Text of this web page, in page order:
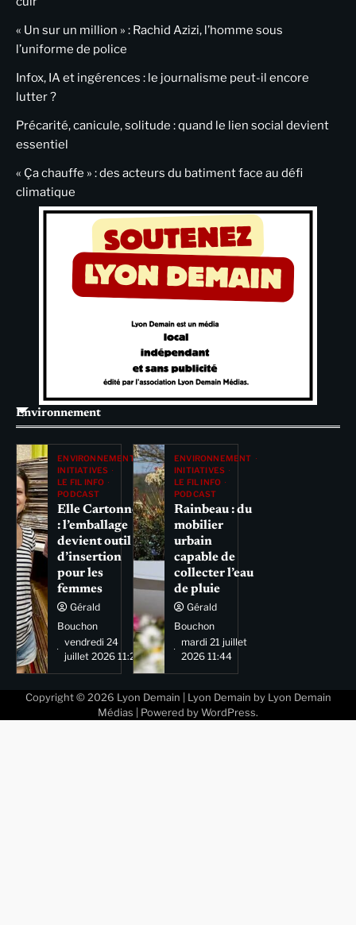
« Un sur un million » : Rachid Azizi, l’homme sous
l’uniforme de police
Infox, IA et ingérences : le journalisme peut-il encore
lutter ?
Précarité, canicule, solitude : quand le lien social devient
essentiel
« Ça chauffe » : des acteurs du batiment face au défi
climatique
Environnement
ENVIRONNEMENT
INITIATIVES
LE FIL INFO
PODCAST
Elle Cartonne
: l’emballage
devient outil
d’insertion
pour les
femmes
Gérald
Bouchon
vendredi 24
juillet 2026 11:29
ENVIRONNEMENT
INITIATIVES
LE FIL INFO
PODCAST
Rainbeau : du
mobilier
urbain
capable de
collecter l’eau
de pluie
Gérald
Bouchon
mardi 21 juillet
2026 11:44
Copyright © 2026 Lyon Demain | Lyon Demain by Lyon Demain
Médias | Powered by WordPress.